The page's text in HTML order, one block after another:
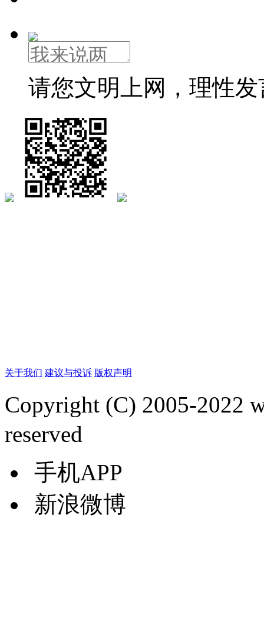
请您文明上网，理性
关于我们 建议与投诉 版权声明
Copyright (C) 2005-2022
reserved
手机APP
新浪微博